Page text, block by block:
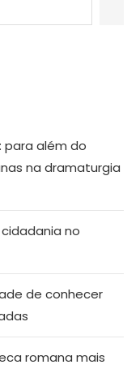
para além do
na dramaturgia
no
de conhecer
romana mais